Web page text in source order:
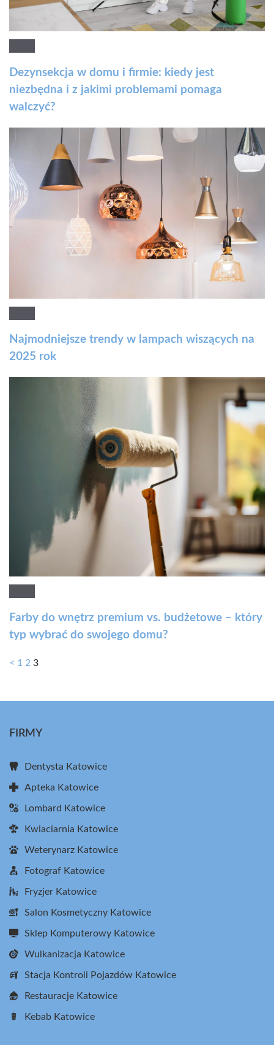
Dezynsekcja w domu i firmie: kiedy jest
niezbędna i z jakimi problemami pomaga
walczyć?
Najmodniejsze trendy w lampach wiszących na
2025 rok
Farby do wnętrz premium vs. budżetowe – który
typ wybrać do swojego domu?
< 1 2 3
FIRMY
Dentysta Katowice
Apteka Katowice
Lombard Katowice
Kwiaciarnia Katowice
Weterynarz Katowice
Fotograf Katowice
Fryzjer Katowice
Salon Kosmetyczny Katowice
Sklep Komputerowy Katowice
Wulkanizacja Katowice
Stacja Kontroli Pojazdów Katowice
Restauracje Katowice
Kebab Katowice